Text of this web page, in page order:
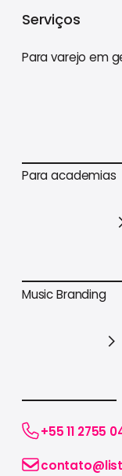
Serviços
Para varejo em
Para varejo em
Para academias
Para academias
Music Branding
+55 11 2755